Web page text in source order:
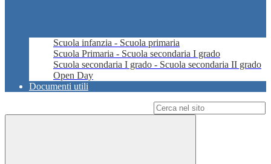
Scuola infanzia - Scuola primaria
Scuola Primaria - Scuola secondaria I grado
Scuola secondaria I grado - Scuola secondaria II grado
Open Day
Documenti utili